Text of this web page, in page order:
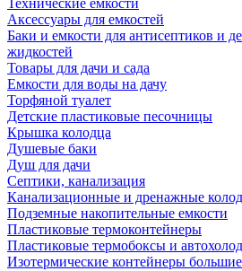
Технические емкости
Аксессуары для емкостей
Баки и емкости для антисептиков и
жидкостей
Товары для дачи и сада
Емкости для воды на дачу
Торфяной туалет
Детские пластиковые песочницы
Крышка колодца
Душевые баки
Душ для дачи
Септики, канализация
Канализационные и дренажные
Подземные накопительные емкости
Пластиковые термоконтейнеры
Пластиковые термобоксы и
Изотермические контейнеры большие